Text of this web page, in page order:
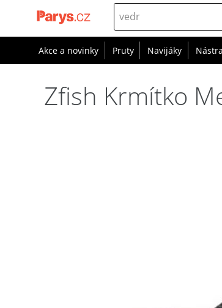
Akce a novinky Pruty Navijáky
Zfish Krmítko